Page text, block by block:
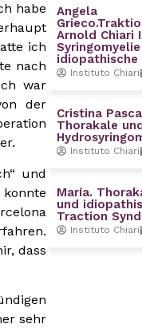
habe
ich
nach
war
der
und
konnte
dass
sehr
Angela
Arnold Chiari
idiopathische
Instituto Chiari
Cristina
Thorakale
Instituto Chiari
María.
und
Traction
Instituto Chiari